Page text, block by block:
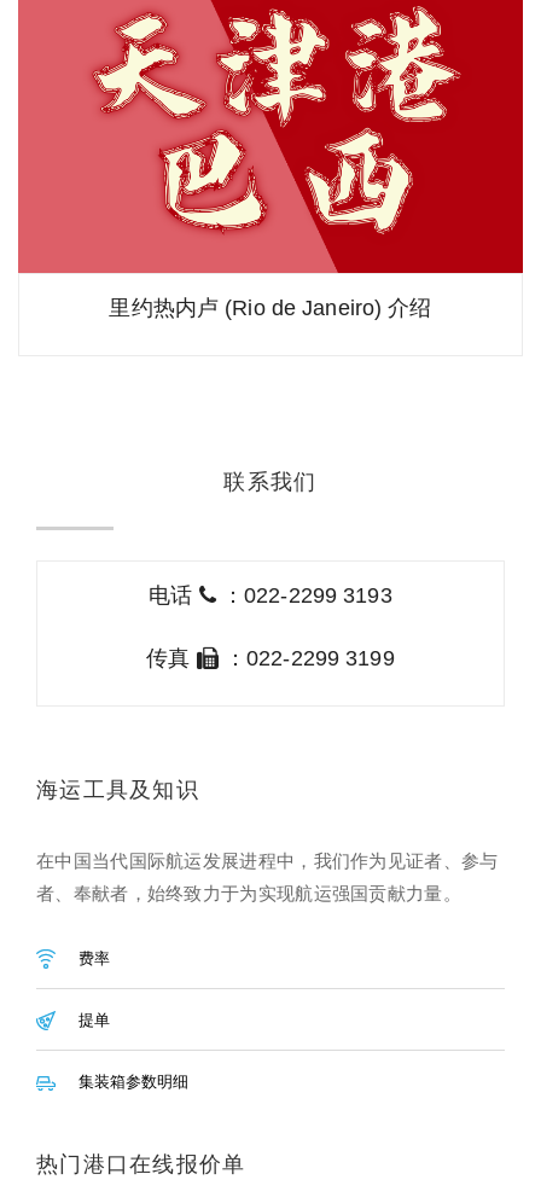
里约热内卢 (Rio de Janeiro) 介绍
联系我们
电话 ：022-2299 3193
传真 ：022-2299 3199
海运工具及知识
在中国当代国际航运发展进程中，我们作为见证者、参与
者、奉献者，始终致力于为实现航运强国贡献力量。
费率
提单
集装箱参数明细
热门港口在线报价单